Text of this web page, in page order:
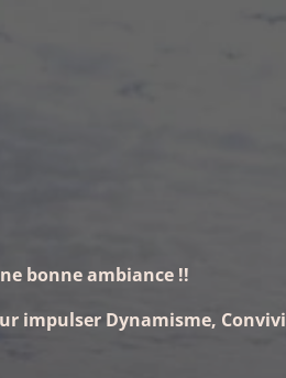
bonne ambiance !!
impulser Dynamisme,